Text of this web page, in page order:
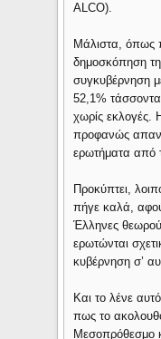
ALCO).
Μάλιστα, όπως
δημοσκόπηση
συγκυβέρνηση
52,1%
χωρίς εκλογές.
προφανώς
ερωτήματα από
Προκύπτει,
πήγε καλά,
Έλληνες
ερωτώνται
κυβέρνηση σ’
Και το λένε
πως το
Μεσοπρόθεσμο